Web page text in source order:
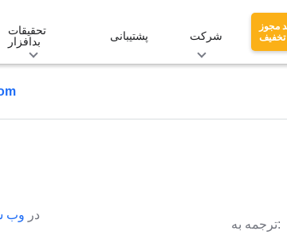
تحقیقات
بدافزار
پشتیبانی شرکت
مجوز
تخفیف
در وب
ترجمه به: